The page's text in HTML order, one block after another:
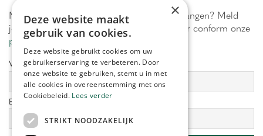
Maximaal 1 keer per week onze acties ontvangen? Meld
je aan! Wij verwerken jouw gegevens secuur conform onze
privacy policy.
Voornaam: Achternaam:
E-mailadres:
×
Deze website maakt
gebruik van cookies.
Deze website gebruikt cookies om uw
gebruikerservaring te verbeteren. Door
onze website te gebruiken, stemt u in met
alle cookies in overeenstemming met ons
Cookiebeleid. Lees verder
STRIKT NOODZAKELIJK